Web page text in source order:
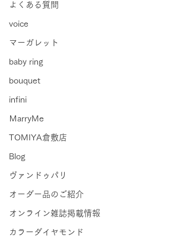
よくある質問
voice
マーガレット
baby ring
bouquet
infini
ＭarryMe
TOMIYA倉敷店
Blog
ヴァンドゥパリ
オーダー品のご紹介
オンライン雑誌掲載情報
カラーダイヤモンド